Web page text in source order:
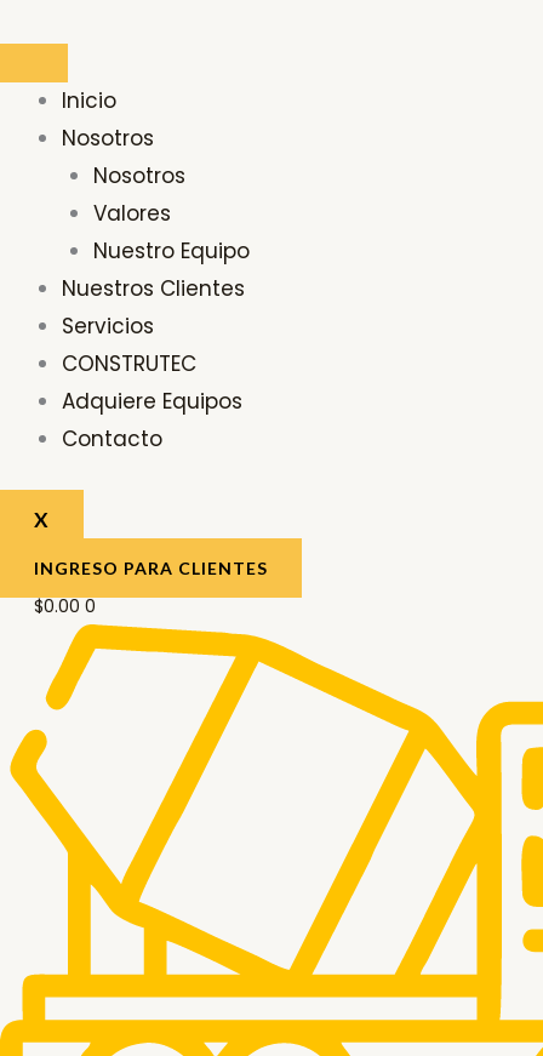
contenido
Inicio
Nosotros
Nosotros
Valores
Nuestro Equipo
Nuestros Clientes
Servicios
CONSTRUTEC
Adquiere Equipos
Contacto
X
INGRESO PARA CLIENTES
$0.00 0